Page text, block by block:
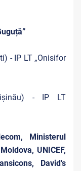
- IP LT „Onisifor
- IP LT
Ministerul
UNICEF,
David's